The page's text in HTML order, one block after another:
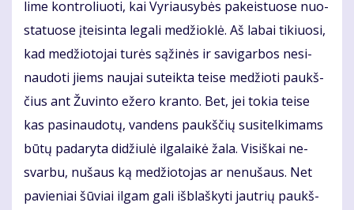
li­me kon­tro­liuo­ti, kai Vy­riau­sy­bės pa­keis­tuo­se nuo­
sta­tuo­se įtei­sin­ta le­ga­li me­džiok­lė. Aš la­bai ti­kiuo­si,
kad me­džio­to­jai tu­rės są­ži­nės ir sa­vi­gar­bos ne­si­
nau­do­ti jiems nau­jai su­teik­ta tei­se me­džio­ti paukš­
čius ant Žu­vin­to eže­ro kran­to. Bet, jei to­kia tei­se
kas pa­si­nau­do­tų, van­dens paukš­čių su­si­tel­ki­mams
bū­tų pa­da­ry­ta di­džiu­lė il­ga­lai­kė ža­la. Vi­siš­kai ne­
svar­bu, nu­šaus ką me­džio­to­jas ar ne­nu­šaus. Net
pa­vie­niai šū­viai il­gam ga­li iš­blaš­ky­ti jaut­rių paukš­